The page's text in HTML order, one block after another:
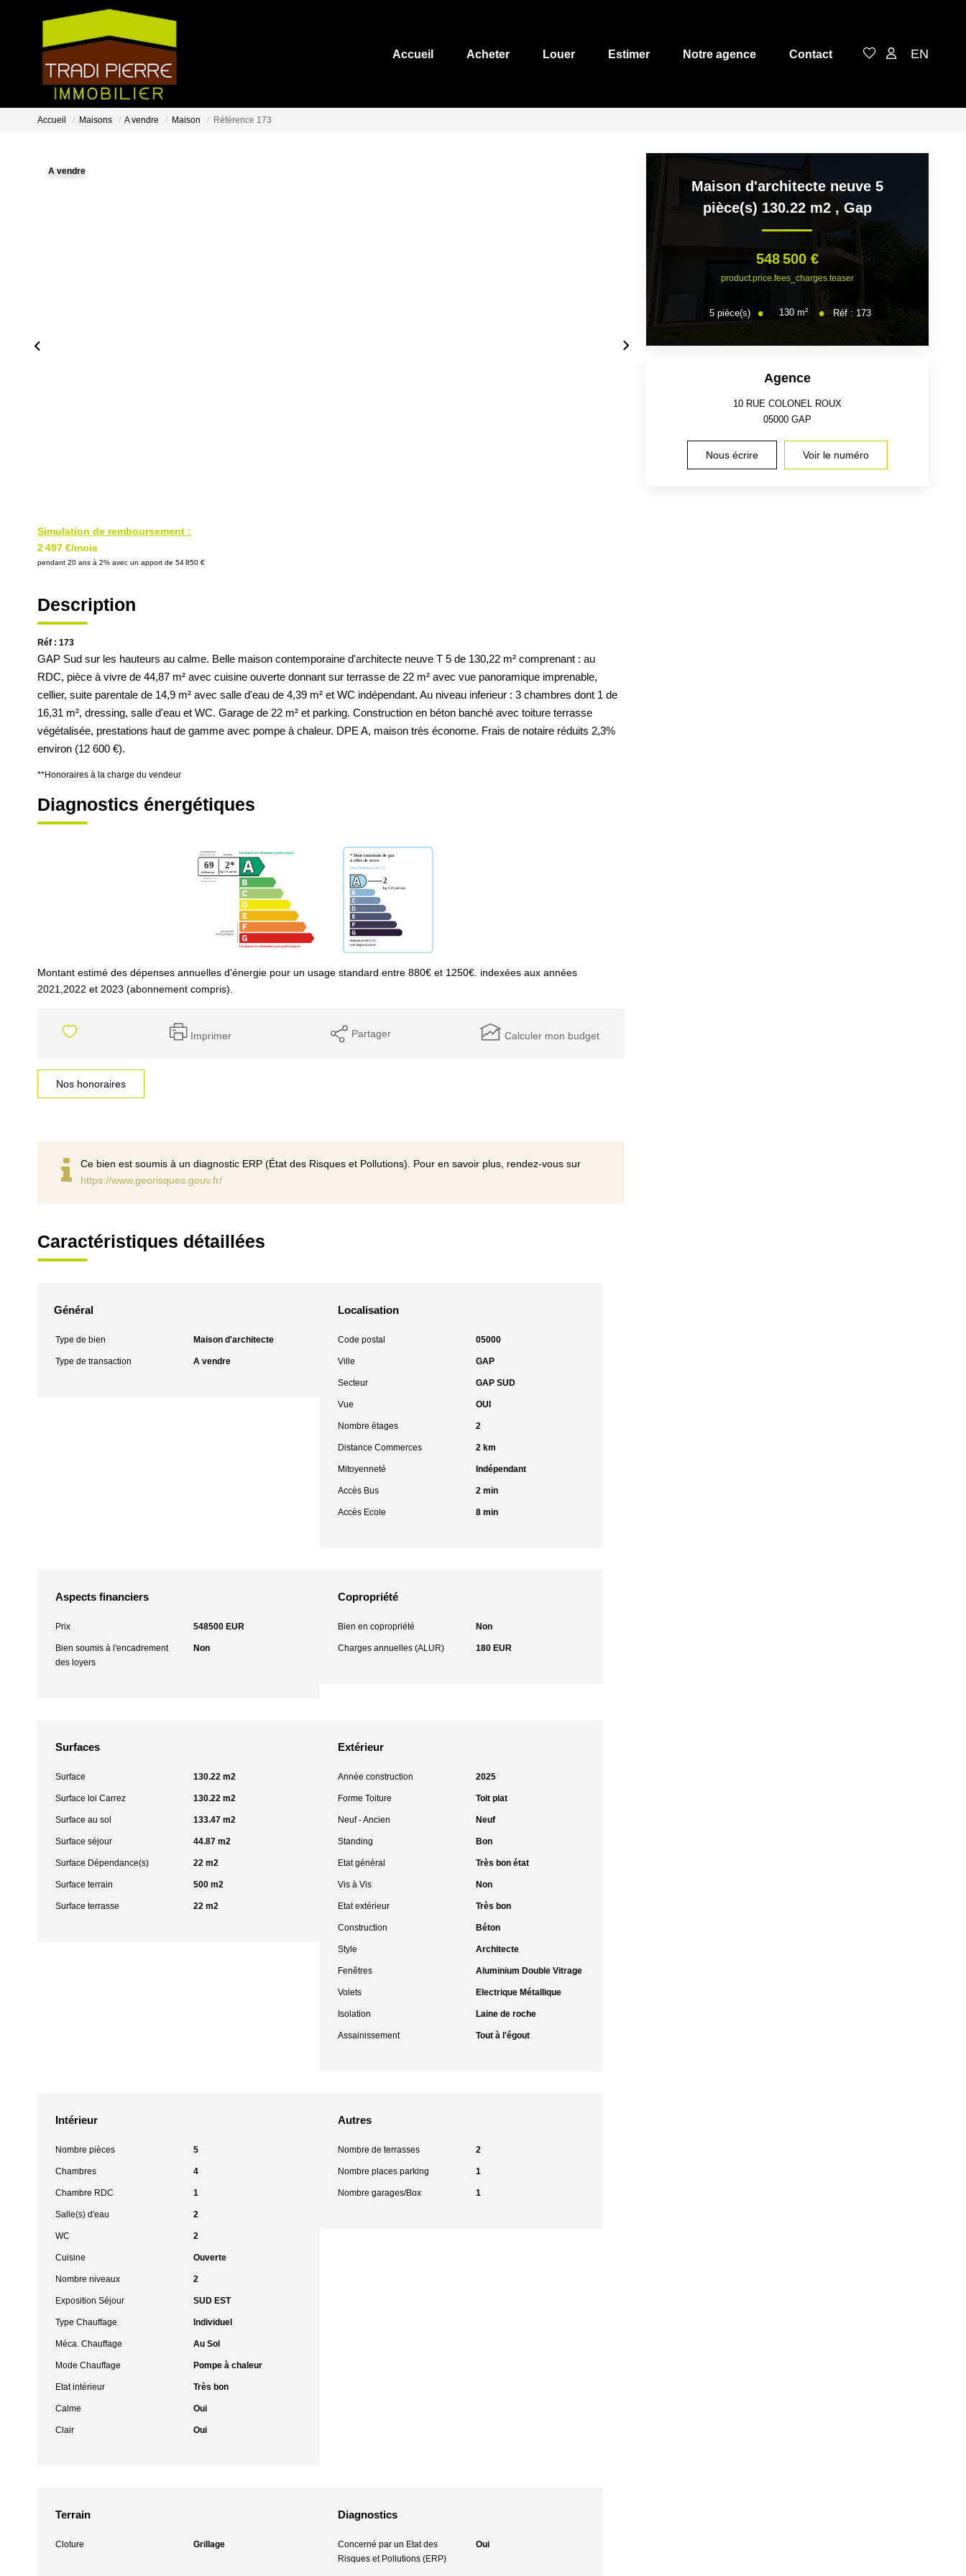
Accueil Acheter Louer Estimer Notre agence Contact EN
Accueil Maisons A vendre Maison Référence 173
A vendre
Simulation de remboursement :
2 497 €/mois
pendant 20 ans à 2% avec un apport de 54 850 €
Description
Réf : 173
GAP Sud sur les hauteurs au calme. Belle maison contemporaine d'architecte neuve T 5 de 130,22 m² comprenant : au
RDC, pièce à vivre de 44,87 m² avec cuisine ouverte donnant sur terrasse de 22 m² avec vue panoramique imprenable,
cellier, suite parentale de 14,9 m² avec salle d'eau de 4,39 m² et WC indépendant. Au niveau inferieur : 3 chambres dont 1 de
16,31 m², dressing, salle d'eau et WC. Garage de 22 m² et parking. Construction en béton banché avec toiture terrasse
végétalisée, prestations haut de gamme avec pompe à chaleur. DPE A, maison très économe. Frais de notaire réduits 2,3%
environ (12 600 €).
**Honoraires à la charge du vendeur
Diagnostics énergétiques
Montant estimé des dépenses annuelles d'énergie pour un usage standard entre 880€ et 1250€. indexées aux années
2021,2022 et 2023 (abonnement compris).
Imprimer Partager Calculer mon budget
Nos honoraires
Ce bien est soumis à un diagnostic ERP (État des Risques et Pollutions). Pour en savoir plus, rendez-vous sur
https://www.georisques.gouv.fr/
Caractéristiques détaillées
Général
Type de bien Maison d'architecte
Type de transaction A vendre
Localisation
Code postal 05000
Ville GAP
Secteur GAP SUD
Vue OUI
Nombre étages 2
Distance Commerces 2 km
Mitoyenneté Indépendant
Accès Bus 2 min
Accès Ecole 8 min
Aspects financiers
Prix 548500 EUR
Bien soumis à l'encadrement
des loyers
Non
Copropriété
Bien en copropriété Non
Charges annuelles (ALUR) 180 EUR
Surfaces
Surface 130.22 m2
Surface loi Carrez 130.22 m2
Surface au sol 133.47 m2
Surface séjour 44.87 m2
Surface Dépendance(s) 22 m2
Surface terrain 500 m2
Surface terrasse 22 m2
Extérieur
Année construction 2025
Forme Toiture Toit plat
Neuf - Ancien Neuf
Standing Bon
Etat général Très bon état
Vis à Vis Non
Etat extérieur Très bon
Construction Béton
Style Architecte
Fenêtres Aluminium Double Vitrage
Volets Electrique Métallique
Isolation Laine de roche
Assainissement Tout à l'égout
Intérieur
Nombre pièces 5
Chambres 4
Chambre RDC 1
Salle(s) d'eau 2
WC 2
Cuisine Ouverte
Nombre niveaux 2
Exposition Séjour SUD EST
Type Chauffage Individuel
Méca. Chauffage Au Sol
Mode Chauffage Pompe à chaleur
Etat intérieur Très bon
Calme Oui
Clair Oui
Autres
Nombre de terrasses 2
Nombre places parking 1
Nombre garages/Box 1
Terrain
Cloture Grillage
Diagnostics
Concerné par un Etat des
Risques et Pollutions (ERP)
Oui
Maison d'architecte neuve 5
pièce(s) 130.22 m2 , Gap
548 500 €
product.price.fees_charges.teaser
5 pièce(s) 130 m² Réf : 173
Agence
10 RUE COLONEL ROUX
05000 GAP
Nous écrire Voir le numéro